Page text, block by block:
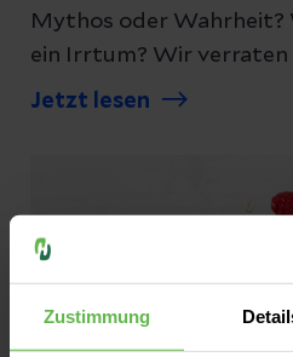
Zustimmung
Mythos oder Wahrheit?
ein Irrtum? Wir verraten
Jetzt lesen